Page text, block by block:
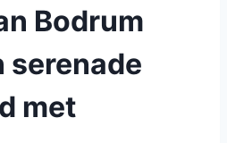
Bodrum
serenade
met